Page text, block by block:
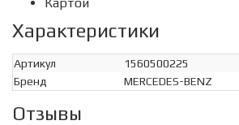
Характеристики
Артикул
1560500225
Бренд
MERCEDES-BENZ
Отзывы